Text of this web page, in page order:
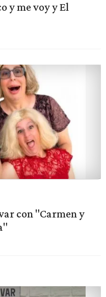
y me voy y El
con "Carmen y